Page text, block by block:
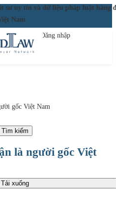
uy tín và dữ liệu pháp luật hàng
Nam
Đăng nhập
gốc Việt Nam
Tìm kiếm
là người gốc Việt
xuống